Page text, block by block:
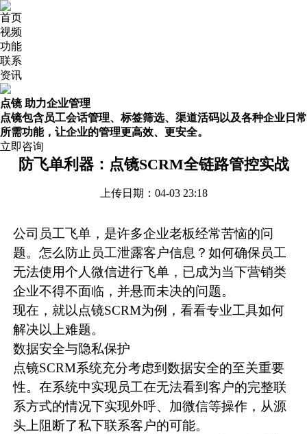
首页
视频
功能
联系
资讯
点镜 助力企业管理
点镜包含员工会话管理、标签筛选、渠道活码以及各种企业日常
所需功能，让企业的管理更高效、更安全。
立即咨询
防飞单利器：点镜SCRM全链路管控实战
上传日期：04-03 23:18
公司员工飞单，是许多企业老板经常苦恼的问
题。怎么防止员工泄露客户信息？如何确保员工
无法使用个人微信进行飞单，已成为当下营销类
企业不得不面临，并悬而未决的问题。
现在，就以点镜SCRM为例，看看专业工具如何
解决以上难题。
数据安全与隐私保护
点镜SCRM系统充分考虑到数据安全的至关重要
性。在系统中实现员工在无法看到客户的完整联
系方式的情况下实现外呼、加微信等操作，从源
头上阻断了私下联系客户的可能。